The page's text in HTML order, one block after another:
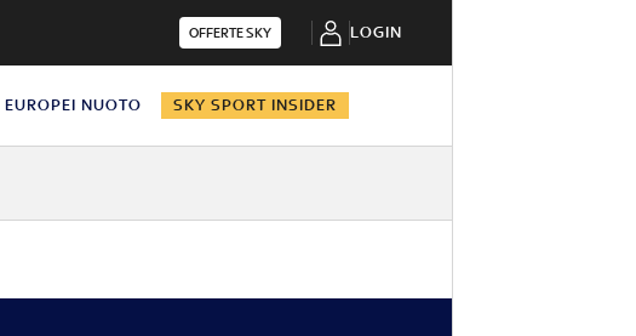
OFFERTE SKY LOGIN
EUROPEI NUOTO SKY SPORT INSIDER